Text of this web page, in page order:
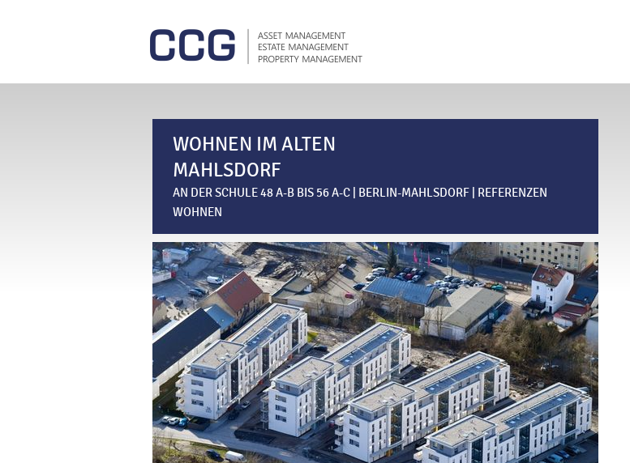
WOHNEN IM ALTEN
MAHLSDORF
AN DER SCHULE 48 A-B BIS 56 A-C | BERLIN-MAHLSDORF | REFERENZEN
WOHNEN